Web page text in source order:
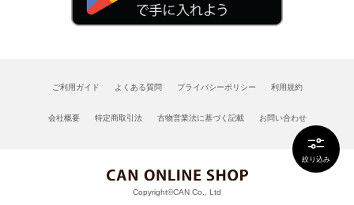
絞り込み
ご利用ガイド よくある質問 プライバシーポリシー 利用規約
会社概要 特定商取引法 古物営業法に基づく記載 お問い合わせ
Copyright©CAN Co., Ltd